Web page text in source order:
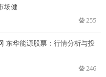
场健
255
东华能源股票：行情分析与投
246